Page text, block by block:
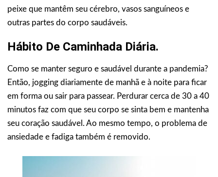
peixe que mantêm seu cérebro, vasos sanguíneos e
outras partes do corpo saudáveis.
Hábito De Caminhada Diária.
Como se manter seguro e saudável durante a pandemia?
Então, jogging diariamente de manhã e à noite para ficar
em forma ou sair para passear. Perdurar cerca de 30 a 40
minutos faz com que seu corpo se sinta bem e mantenha
seu coração saudável. Ao mesmo tempo, o problema de
ansiedade e fadiga também é removido.